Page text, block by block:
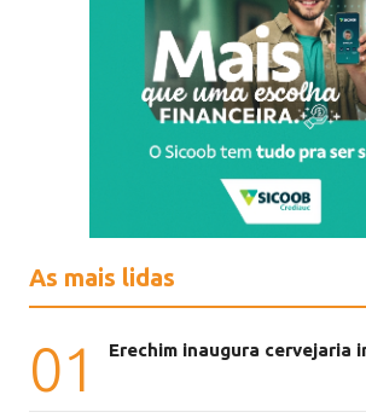
As mais lidas
01 Erechim inaugura cervejaria